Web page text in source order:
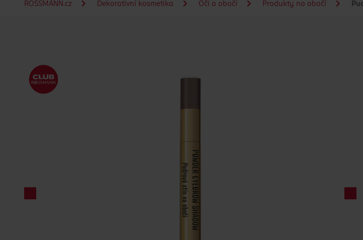
ROSSMANN.cz Dekorativní kosmetika Oči a obočí Produkty na obočí